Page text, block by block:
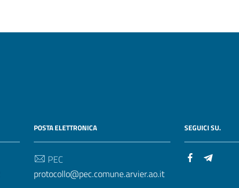
POSTA ELETTRONICA
PEC
protocollo@pec.comune.arvier.ao.it
SEGUICI SU.